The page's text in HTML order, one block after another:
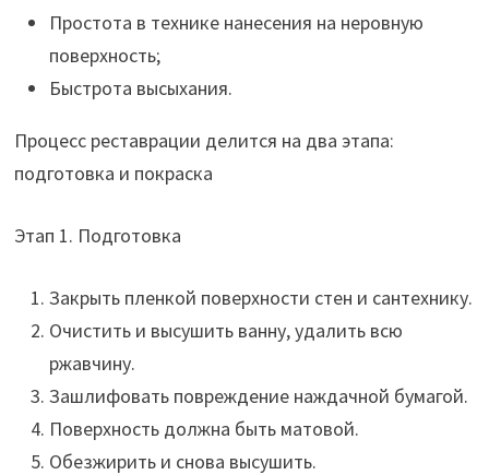
Простота в технике нанесения на неровную
поверхность;
Быстрота высыхания.
Процесс реставрации делится на два этапа:
подготовка и покраска
Этап 1. Подготовка
Закрыть пленкой поверхности стен и сантехнику.
Очистить и высушить ванну, удалить всю
ржавчину.
Зашлифовать повреждение наждачной бумагой.
Поверхность должна быть матовой.
Обезжирить и снова высушить.